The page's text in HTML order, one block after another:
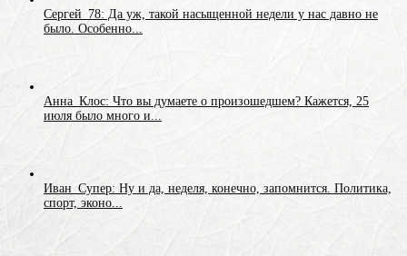
Сергей_78: Да уж, такой насыщенной недели у нас давно не
было. Особенно...
Анна_Клос: Что вы думаете о произошедшем? Кажется, 25
июля было много и...
Иван_Супер: Ну и да, неделя, конечно, запомнится. Политика,
спорт, эконо...